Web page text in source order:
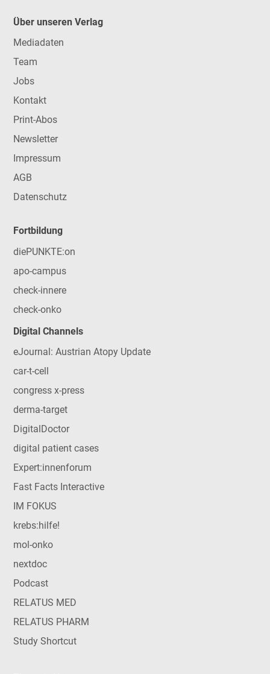
Über unseren Verlag
Mediadaten
Team
Jobs
Kontakt
Print-Abos
Newsletter
Impressum
AGB
Datenschutz
Fortbildung
diePUNKTE:on
apo-campus
check-innere
check-onko
Digital Channels
eJournal: Austrian Atopy Update
car-t-cell
congress x-press
derma-target
DigitalDoctor
digital patient cases
Expert:innenforum
Fast Facts Interactive
IM FOKUS
krebs:hilfe!
mol-onko
nextdoc
Podcast
RELATUS MED
RELATUS PHARM
Study Shortcut